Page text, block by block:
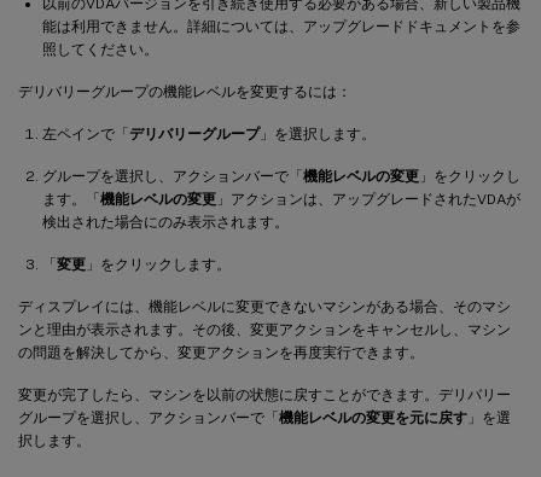
能は利用できません。詳細については、アップグレードドキュメントを参
照してください。
デリバリーグループの機能レベルを変更するには：
左ペインで「デリバリーグループ」を選択します。
グループを選択し、アクションバーで「機能レベルの変更 」をクリックし
ます。「機能レベルの変更 」アクションは、アップグレードされたVDAが
検出された場合にのみ表示されます。
「変更 」をクリックします。
ディスプレイには、機能レベルに変更できないマシンがある場合、そのマシ
ンと理由が表示されます。その後、変更アクションをキャンセルし、マシン
の問題を解決してから、変更アクションを再度実行できます。
変更が完了したら、マシンを以前の状態に戻すことができます。デリバリー
グループを選択し、アクションバーで「機能レベルの変更を元に戻す 」を選
択します。